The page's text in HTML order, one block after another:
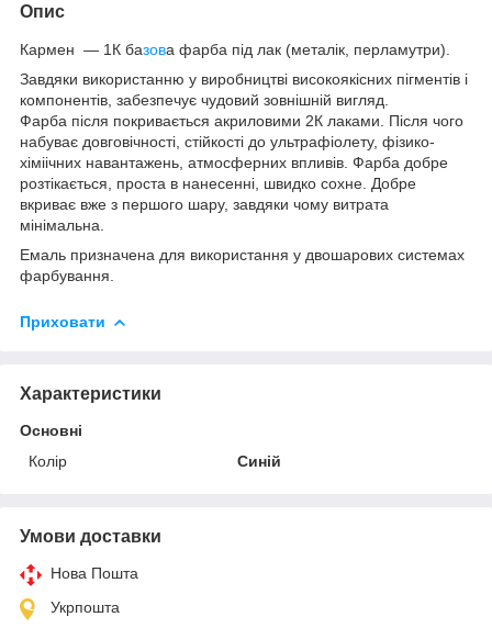
Опис
Кармен — 1К базова фарба під лак (металік, перламутри).
Завдяки використанню у виробництві високоякісних пігментів і
компонентів, забезпечує чудовий зовнішній вигляд.
Фарба після покривається акриловими 2К лаками. Після чого
набуває довговічності, стійкості до ультрафіолету, фізико-
хіміічних навантажень, атмосферних впливів. Фарба добре
розтікається, проста в нанесенні, швидко сохне. Добре
вкриває вже з першого шару, завдяки чому витрата
мінімальна.
Емаль призначена для використання у двошарових системах
фарбування.
Приховати
Характеристики
Основні
Колір
Синій
Умови доставки
Нова Пошта
Укрпошта